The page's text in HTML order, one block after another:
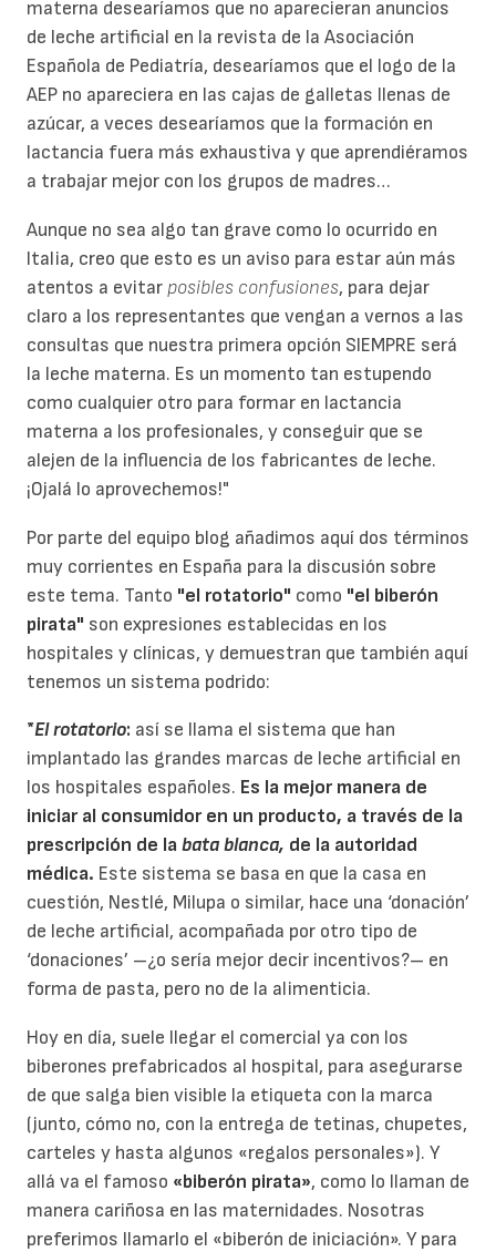
materna desearíamos que no aparecieran anuncios
de leche artificial en la revista de la Asociación
Española de Pediatría, desearíamos que el logo de la
AEP no apareciera en las cajas de galletas llenas de
azúcar, a veces desearíamos que la formación en
lactancia fuera más exhaustiva y que aprendiéramos
a trabajar mejor con los grupos de madres…
Aunque no sea algo tan grave como lo ocurrido en
Italia, creo que esto es un aviso para estar aún más
atentos a evitar posibles confusiones, para dejar
claro a los representantes que vengan a vernos a las
consultas que nuestra primera opción SIEMPRE será
la leche materna. Es un momento tan estupendo
como cualquier otro para formar en lactancia
materna a los profesionales, y conseguir que se
alejen de la influencia de los fabricantes de leche.
¡Ojalá lo aprovechemos!"
Por parte del equipo blog añadimos aquí dos términos
muy corrientes en España para la discusión sobre
este tema. Tanto "el rotatorio" como "el biberón
pirata" son expresiones establecidas en los
hospitales y clínicas, y demuestran que también aquí
tenemos un sistema podrido:
*El rotatorio: así se llama el sistema que han
implantado las grandes marcas de leche artificial en
los hospitales españoles. Es la mejor manera de
iniciar al consumidor en un producto, a través de la
prescripción de la bata blanca, de la autoridad
médica. Este sistema se basa en que la casa en
cuestión, Nestlé, Milupa o similar, hace una ‘donación’
de leche artificial, acompañada por otro tipo de
‘donaciones’ –¿o sería mejor decir incentivos?– en
forma de pasta, pero no de la alimenticia.
Hoy en día, suele llegar el comercial ya con los
biberones prefabricados al hospital, para asegurarse
de que salga bien visible la etiqueta con la marca
(junto, cómo no, con la entrega de tetinas, chupetes,
carteles y hasta algunos «regalos personales»). Y
allá va el famoso «biberón pirata», como lo llaman de
manera cariñosa en las maternidades. Nosotras
preferimos llamarlo el «biberón de iniciación». Y para